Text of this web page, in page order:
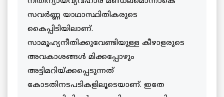
സവര്‍ണ്ണ യാഥാസ്ഥിതികരുടെ
കൈപ്പിടിയിലാണ്.
സാമൂഹ്യനീതിക്കുവേണ്ടിയുള്ള കീഴാളരുടെ
അവകാശങ്ങള്‍ മിക്കപ്പോഴും
അട്ടിമറിയ്ക്കപ്പെടുന്നത്
കോടതിനടപടികളിലൂടെയാണ്. ഇതേ